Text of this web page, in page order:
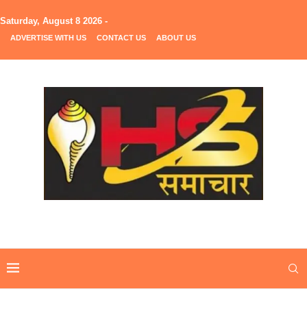
Saturday, August 8 2026 -
ADVERTISE WITH US CONTACT US ABOUT US